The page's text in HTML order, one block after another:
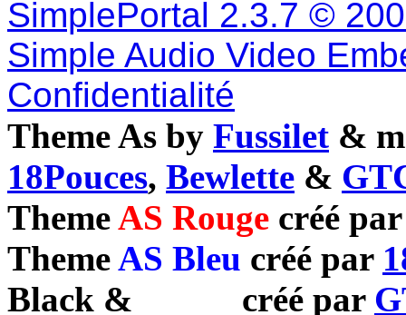
SimplePortal 2.3.7 ©
Simple Audio Video
Confidentialité
Theme As by Fussilet &
18Pouces, Bewlette &
ThemeAS Rouge créé
ThemeAS Bleu créé par
Black & créé par